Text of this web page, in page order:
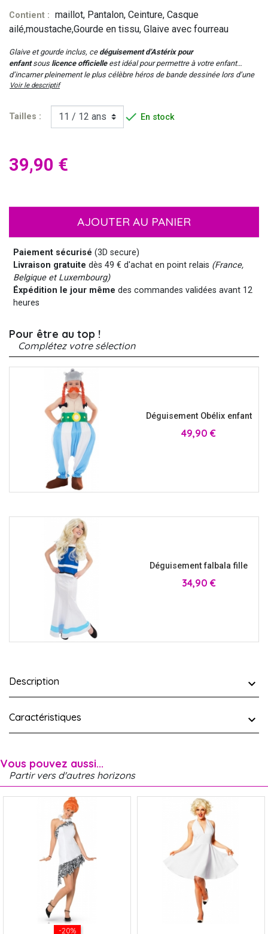
Contient : maillot, Pantalon, Ceinture, Casque
ailé,moustache,Gourde en tissu, Glaive avec fourreau
Glaive et gourde inclus, ce déguisement d’Astérix pour
enfantsous licence officielleest idéal pour permettre à votre enfant
d’incarner pleinement le plus célèbre héros de bande dessinée lors d’une
soirée déguisée sur le thème des personnages célèbres.
Voir le descriptif
Tailles :  En stock
39,90 €
AJOUTER AU PANIER
Paiement sécurisé (3D secure)
Livraison gratuite dès 49 € d'achat en point relais (France,
Belgique et Luxembourg)
Éxpédition le jour même des commandes validées avant 12
heures
Pour être au top !
Complétez votre sélection
Déguisement Obélix enfant
Prix
49,90 €
Déguisement falbala fille
Prix
34,90 €
Description
Caractéristiques
Vous pouvez aussi...
Partir vers d'autres horizons
-20%